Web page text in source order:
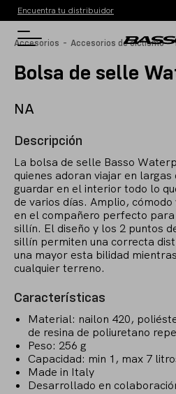
Encuentra tu distribuidor
Accesorios - Accesorios de ciclismo -
Bolsa de selle
NA
Descripción
La bolsa de selle Basso
quienes adoran viajar en largas
guardar en el interior todo lo
de varios días. Amplio,
en el compañero perfecto
sillín. El diseño y los 2 puntos
sillín permiten una correcta
una mayor esta bilidad
cualquier terreno.
Características
Material: nailon 420,
de resina de poliuretano
Peso: 256 g
Capacidad: min 1, max 7
Made in Italy
Desarrollado en